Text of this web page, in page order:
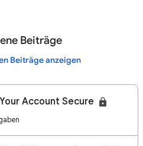
Beiträge
Beiträge anzeigen
Account Secure